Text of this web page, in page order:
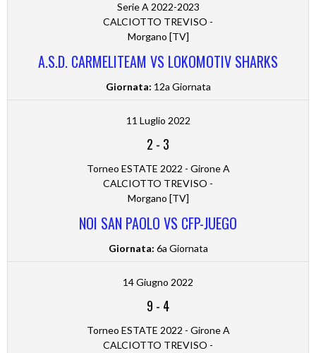
Serie A 2022-2023
CALCIOTTO TREVISO -
Morgano [TV]
A.S.D. CARMELITEAM VS LOKOMOTIV SHARKS
Giornata: 12a Giornata
11 Luglio 2022
2 - 3
Torneo ESTATE 2022 - Girone A
CALCIOTTO TREVISO -
Morgano [TV]
NOI SAN PAOLO VS CFP-JUEGO
Giornata: 6a Giornata
14 Giugno 2022
9 - 4
Torneo ESTATE 2022 - Girone A
CALCIOTTO TREVISO -